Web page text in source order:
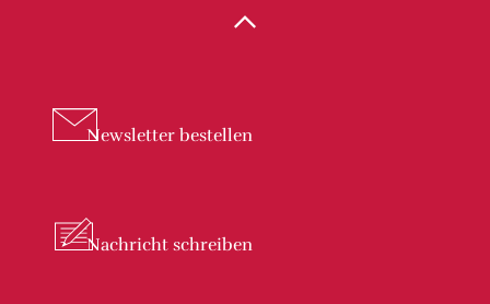
Newsletter bestellen
Nachricht schreiben